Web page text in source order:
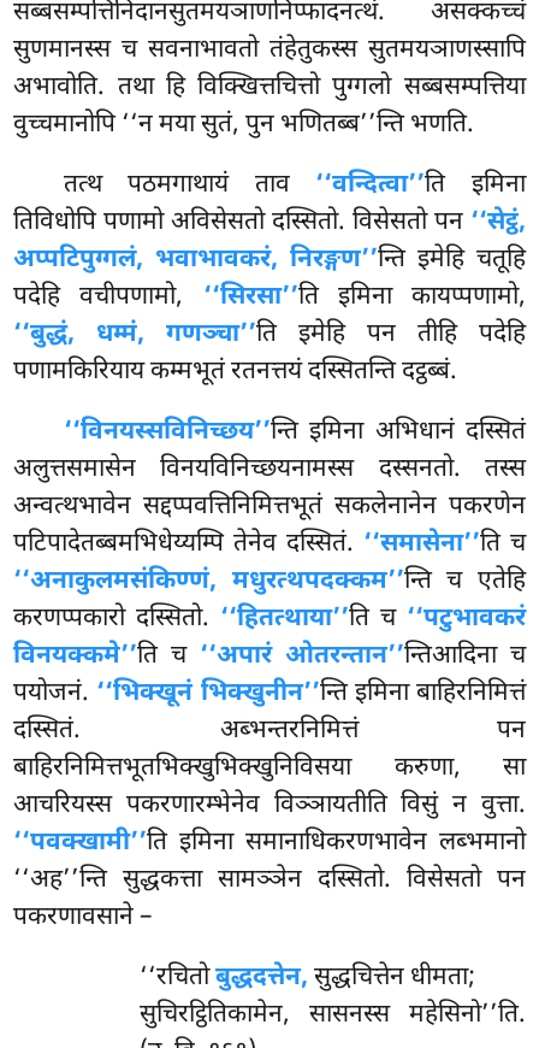
सब्बसम्पत्तिनिदानसुतमयञाणनिप्फादनत्थं. असक्कच्चं
सुणमानस्स च सवनाभावतो तंहेतुकस्स सुतमयञाणस्सापि
अभावोति. तथा हि विक्खित्तचित्तो पुग्गलो सब्बसम्पत्तिया
वुच्चमानोपि ‘‘न मया सुतं, पुन भणितब्ब’’न्ति भणति.
तत्थ पठमगाथायं ताव ‘‘वन्दित्वा’’ति इमिना
तिविधोपि पणामो अविसेसतो दस्सितो. विसेसतो पन ‘‘सेट्ठं,
अप्पटिपुग्गलं, भवाभावकरं, निरङ्गण’’न्ति इमेहि चतूहि
पदेहि वचीपणामो, ‘‘सिरसा’’ति इमिना कायप्पणामो,
‘‘बुद्धं, धम्मं, गणञ्चा’’ति इमेहि पन तीहि पदेहि
पणामकिरियाय कम्मभूतं रतनत्तयं दस्सितन्ति दट्ठब्बं.
‘‘विनयस्सविनिच्छय’’न्ति इमिना अभिधानं दस्सितं
अलुत्तसमासेन विनयविनिच्छयनामस्स दस्सनतो. तस्स
अन्वत्थभावेन सद्दप्पवत्तिनिमित्तभूतं सकलेनानेन पकरणेन
पटिपादेतब्बमभिधेय्यम्पि तेनेव दस्सितं. ‘‘समासेना’’ति च
‘‘अनाकुलमसंकिण्णं, मधुरत्थपदक्कम’’न्ति च एतेहि
करणप्पकारो दस्सितो. ‘‘हितत्थाया’’ति च ‘‘पटुभावकरं
विनयक्कमे’’ति च ‘‘अपारं ओतरन्तान’’न्तिआदिना च
पयोजनं. ‘‘भिक्खूनं भिक्खुनीन’’न्ति इमिना बाहिरनिमित्तं
दस्सितं. अब्भन्तरनिमित्तं पन
बाहिरनिमित्तभूतभिक्खुभिक्खुनिविसया करुणा, सा
आचरियस्स पकरणारम्भेनेव विञ्ञायतीति विसुं न वुत्ता.
‘‘पवक्खामी’’ति इमिना समानाधिकरणभावेन लब्भमानो
‘‘अह’’न्ति सुद्धकत्ता सामञ्ञेन दस्सितो. विसेसतो पन
पकरणावसाने –
‘‘रचितोबुद्धदत्तेन, सुद्धचित्तेन धीमता;
सुचिरट्ठितिकामेन, सासनस्स महेसिनो’’ति.